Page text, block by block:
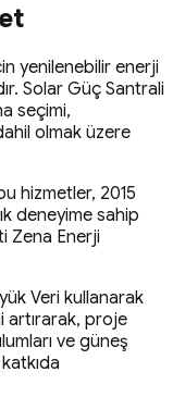
yenilenebilir enerji
Solar Güç Santrali
seçimi,
olmak üzere
hizmetler, 2015
deneyime sahip
Zena Enerji
Veri kullanarak
artırarak, proje
ve güneş